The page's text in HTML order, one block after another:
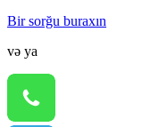
Bir sorğu buraxın
və ya